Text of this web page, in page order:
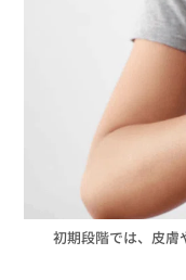
初期段階では、皮膚